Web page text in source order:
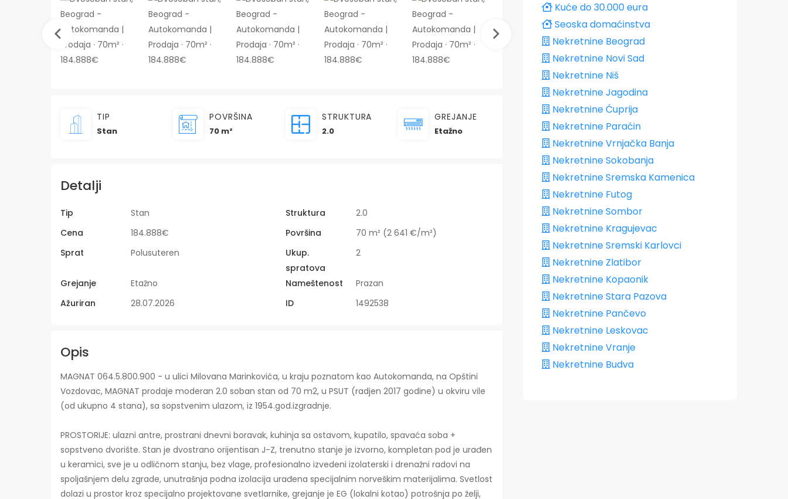
TIP
Stan
POVRŠINA
70 m²
STRUKTURA
2.0
GREJANJE
Etažno
Detalji
Tip Stan Struktura
2.0
Cena
184.888€ Površina
70 m² (2 641 €/m²)
Sprat
Polusuteren
Ukup.
spratova
2
Grejanje Etažno Nameštenost
Prazan
Ažuriran
28.07.2026 ID 1492538
Opis
MAGNAT 064.5.800.900 - u ulici Milovana Marinkovića, u kraju poznatom kao Autokomanda, na Opštini
Vozdovac, MAGNAT prodaje moderan 2.0 soban stan od 70 m2, u PSUT (radjen 2017 godine) u okviru vile
(od ukupno 4 stana), sa sopstvenim ulazom, iz 1954.god.izgradnje.
PROSTORIJE: ulazni antre, prostrani dnevni boravak, kuhinja sa ostavom, kupatilo, spavaća soba +
sopstveno dvorište. Stan je dvostrano orijentisan J-Z, trenutno stanje je izvorno, kompletan pod je urađen
u keramici, sve je u odličnom stanju, bez vlage, profesionalno izvedeni izolaterski i drenažni radovi na
spoljašnjem delu zgrade, unutrašnja podna izolacija urađena specijalnim norveškim materijalima. Svetlost
dolazi u prostor kroz specijalno projektovane svetlarnike, grejanje je EG (lokalni kotao) potrošnja po želji,
Kuće do 30.000 eura
Seoska domaćinstva
Nekretnine Beograd
Nekretnine Novi Sad
Nekretnine Niš
Nekretnine Jagodina
Nekretnine Ćuprija
Nekretnine Paraćin
Nekretnine Vrnjačka Banja
Nekretnine Sokobanja
Nekretnine Sremska Kamenica
Nekretnine Futog
Nekretnine Sombor
Nekretnine Kragujevac
Nekretnine Sremski Karlovci
Nekretnine Zlatibor
Nekretnine Kopaonik
Nekretnine Stara Pazova
Nekretnine Pančevo
Nekretnine Leskovac
Nekretnine Vranje
Nekretnine Budva